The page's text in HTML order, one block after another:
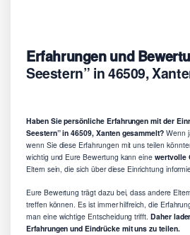
Erfahrungen und
Seestern” in 46509,
Haben Sie persönliche Erfahrungen mit der
Seestern” in 46509, Xanten gesammelt? Wenn
wenn Sie diese Erfahrungen mit uns teilen
wichtig und Eure Bewertung kann einewertvolle
Eltern sein, die sich über diese Einrichtung
Eure Bewertung trägt dazu bei, dass andere
treffen können. Es ist immer hilfreich, die
man eine wichtige Entscheidung trifft. Daher
Erfahrungen und Eindrücke mit uns zu teilen.